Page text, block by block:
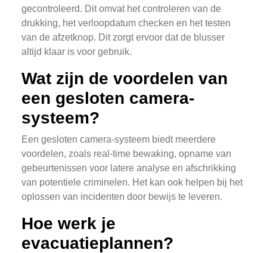
gecontroleerd. Dit omvat het controleren van de
drukking, het verloopdatum checken en het testen
van de afzetknop. Dit zorgt ervoor dat de blusser
altijd klaar is voor gebruik.
Wat zijn de voordelen van
een gesloten camera-
systeem?
Een gesloten camera-systeem biedt meerdere
voordelen, zoals real-time bewaking, opname van
gebeurtenissen voor latere analyse en afschrikking
van potentiele criminelen. Het kan ook helpen bij het
oplossen van incidenten door bewijs te leveren.
Hoe werk je
evacuatieplannen?